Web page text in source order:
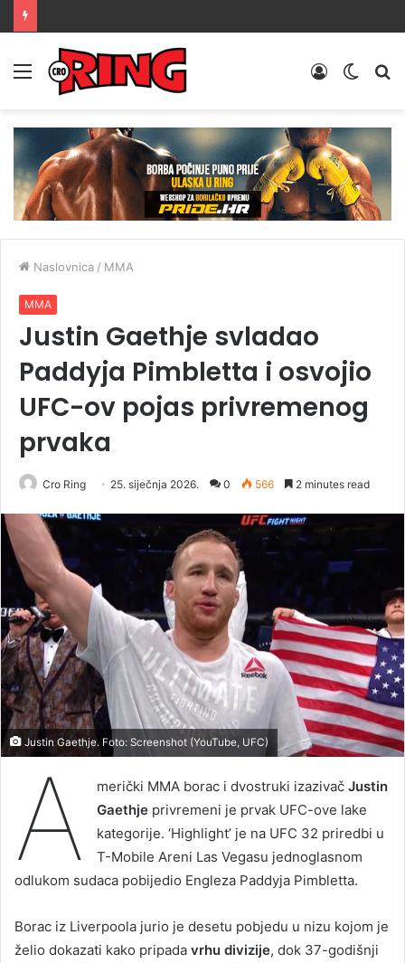
Menu
Switch
Prijava
Naslovnica / MMA
MMA
Justin Gaethje svladao
Paddyja Pimbletta i osvojio
UFC-ov pojas privremenog
prvaka
Cro Ring 25. siječnja 2026. 0 566 2 minutes read
Justin Gaethje. Foto: Screenshot (YouTube, UFC)
A merički MMA borac i dvostruki izazivačJustin
Gaethjeprivremeni je prvak UFC-ove lake
kategorije. ‘Highlight’ je na UFC 32 priredbi u
T-Mobile Areni Las Vegasu jednoglasnom
odlukom sudaca pobijedio Engleza Paddyja Pimbletta.
Borac iz Liverpoola jurio je desetu pobjedu u nizu kojom je
želio dokazati kako pripada vrhu divizije, dok 37-godišnji